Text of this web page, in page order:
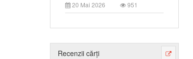
20 Mai 2026 951
Recenzii cărți